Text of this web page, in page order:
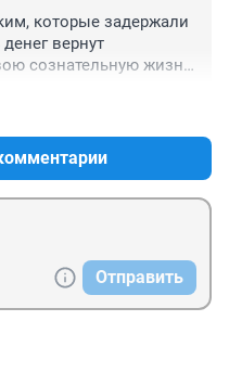
которые задержали
вернут
сознательную жизнь
Отправить